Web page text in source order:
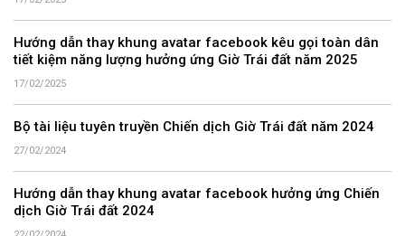
Hướng dẫn thay khung avatar facebook kêu gọi toàn dân
tiết kiệm năng lượng hưởng ứng Giờ Trái đất năm 2025
17/02/2025
Bộ tài liệu tuyên truyền Chiến dịch Giờ Trái đất năm 2024
27/02/2024
Hướng dẫn thay khung avatar facebook hưởng ứng Chiến
dịch Giờ Trái đất 2024